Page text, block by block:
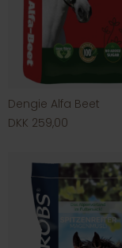
Dengie Alfa Beet
DKK 259,00